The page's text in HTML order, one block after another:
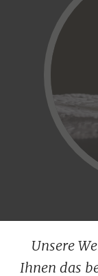
Unsere
Ihnen das